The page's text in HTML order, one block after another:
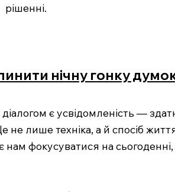
рішенні.
нічну гонку думок
є усвідомленість —
не лише техніка, а й спосіб
фокусуватися на